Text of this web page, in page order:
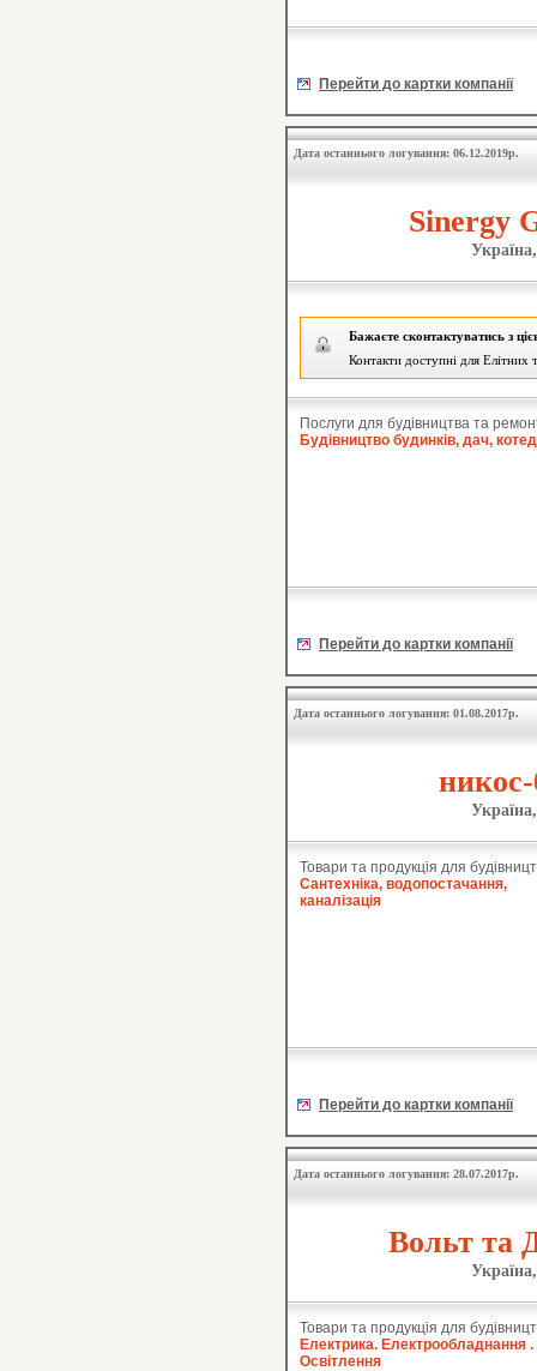
Перейти до картки компанії
Дата останнього логування: 06.12.2019р.
Sinergy
Бажаєте сконтактуватись з
Контакти доступні для Елітних
Послуги для будівництва та
Будівництво будинків, дач,
Перейти до картки компанії
Дата останнього логування: 01.08.2017р.
Товари та продукція для
Сантехніка, водопостачання,
каналізація
Перейти до картки компанії
Дата останнього логування: 28.07.2017р.
Вольт та
Товари та продукція для
Електрика. Електрообладнання .
Освітлення